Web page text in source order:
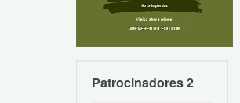
Patrocinadores 2